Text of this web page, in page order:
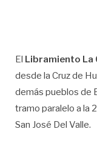
El Libramiento La
desde la Cruz de
demás pueblos de
tramo paralelo a la
San José Del Valle.